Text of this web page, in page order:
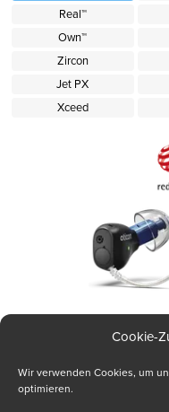
Cookie-
Wir verwenden Cookies, um
optimieren.
Real™
Own™
Zircon
Jet PX
Xceed